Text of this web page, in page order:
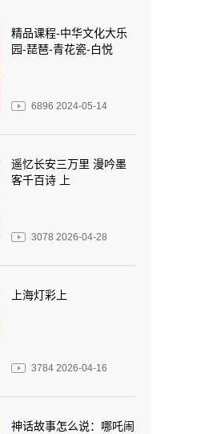
精品课程-中华文化大乐
园-琵琶-青花瓷-白悦
6896 2024-05-14
遥忆长安三万里 漫吟墨
客千百诗 上
3078 2026-04-28
上海灯彩上
3784 2026-04-16
神话故事怎么说：哪吒闹